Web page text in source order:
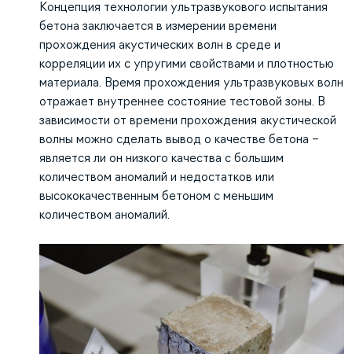
Концепция технологии ультразвукового испытания
бетона заключается в измерении времени
прохождения акустических волн в среде и
корреляции их с упругими свойствами и плотностью
материала. Время прохождения ультразвуковых волн
отражает внутреннее состояние тестовой зоны. В
зависимости от времени прохождения акустической
волны можно сделать вывод о качестве бетона –
является ли он низкого качества с большим
количеством аномалий и недостатков или
высококачественным бетоном с меньшим
количеством аномалий.